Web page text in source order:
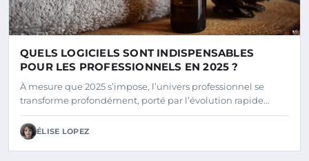
QUELS LOGICIELS SONT INDISPENSABLES
POUR LES PROFESSIONNELS EN 2025 ?
À mesure que 2025 s’impose, l’univers professionnel se
transforme profondément, porté par l’évolution rapide…
ÉLISE LOPEZ